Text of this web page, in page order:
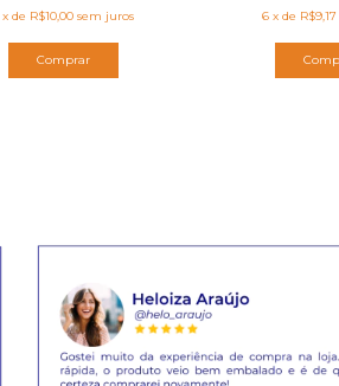
xde R$10,00 sem juros
Comprar
6 xde R$9,17